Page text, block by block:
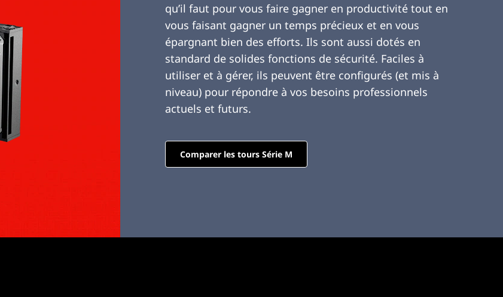
qu’il faut pour vous faire gagner en productivité tout en
vous faisant gagner un temps précieux et en vous
épargnant bien des efforts. Ils sont aussi dotés en
standard de solides fonctions de sécurité. Faciles à
utiliser et à gérer, ils peuvent être configurés (et mis à
niveau) pour répondre à vos besoins professionnels
actuels et futurs.
Comparer les tours Série M